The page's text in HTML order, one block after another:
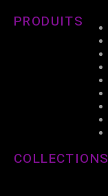
PRODUITS
COLLECTIONS